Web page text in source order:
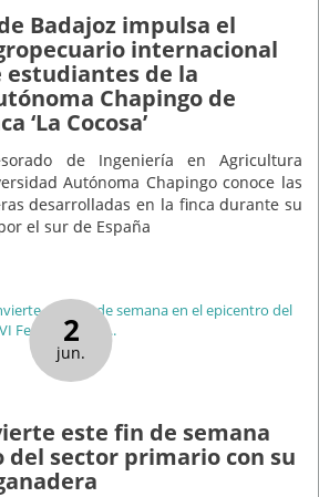
Badajoz impulsa el
internacional
estudiantes de la
Chapingo de
‘La Cocosa’
de Ingeniería en Agricultura
Autónoma Chapingo conoce las
desarrolladas en la finca durante su
el sur de España
2
jun.
este fin de semana
del sector primario con su